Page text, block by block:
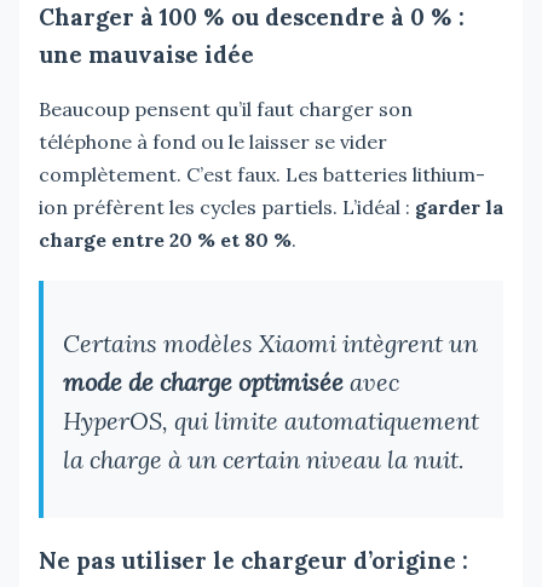
Charger à 100 % ou descendre à 0 % :
une mauvaise idée
Beaucoup pensent qu’il faut charger son
téléphone à fond ou le laisser se vider
complètement. C’est faux. Les batteries lithium-
ion préfèrent les cycles partiels. L’idéal : garder la
charge entre 20 % et 80 %.
Certains modèles Xiaomi intègrent un
mode de charge optimisée avec
HyperOS, qui limite automatiquement
la charge à un certain niveau la nuit.
Ne pas utiliser le chargeur d’origine :